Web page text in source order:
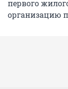
первого
организацию